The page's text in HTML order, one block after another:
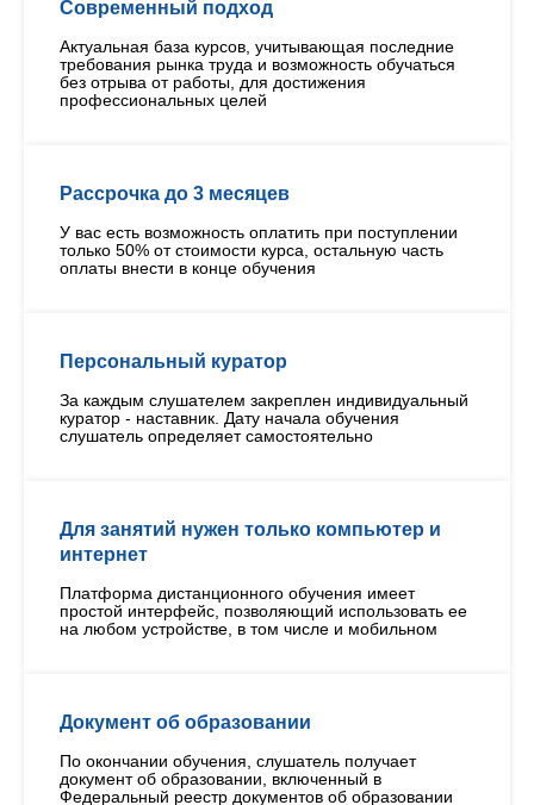
Современный подход
Актуальная база курсов, учитывающая последние
требования рынка труда и возможность обучаться
без отрыва от работы, для достижения
профессиональных целей
Рассрочка до 3 месяцев
У вас есть возможность оплатить при поступлении
только 50% от стоимости курса, остальную часть
оплаты внести в конце обучения
Персональный куратор
За каждым слушателем закреплен индивидуальный
куратор - наставник. Дату начала обучения
слушатель определяет самостоятельно
Для занятий нужен только компьютер и
интернет
Платформа дистанционного обучения имеет
простой интерфейс, позволяющий использовать ее
на любом устройстве, в том числе и мобильном
Документ об образовании
По окончании обучения, слушатель получает
документ об образовании, включенный в
Федеральный реестр документов об образовании